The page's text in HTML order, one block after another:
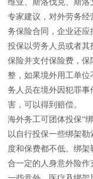
维亚、斯洛伐克、斯洛
专家建议，对外劳务
务保险合同，企业还
投保以劳务人员或者
保险并支付保险费，保
整，如果境外用工单
务人员在境外因犯罪
害，可以得到赔偿。
海外务工可团体投保“
以自行投保一些绑架
度和保费都不低。绑
合一定的人身意外险